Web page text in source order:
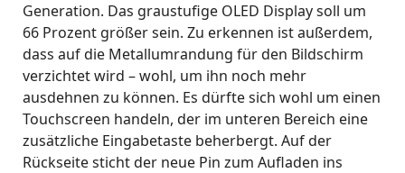
Generation. Das graustufige OLED Display soll um
66 Prozent größer sein. Zu erkennen ist außerdem,
dass auf die Metallumrandung für den Bildschirm
verzichtet wird – wohl, um ihn noch mehr
ausdehnen zu können. Es dürfte sich wohl um einen
Touchscreen handeln, der im unteren Bereich eine
zusätzliche Eingabetaste beherbergt. Auf der
Rückseite sticht der neue Pin zum Aufladen ins